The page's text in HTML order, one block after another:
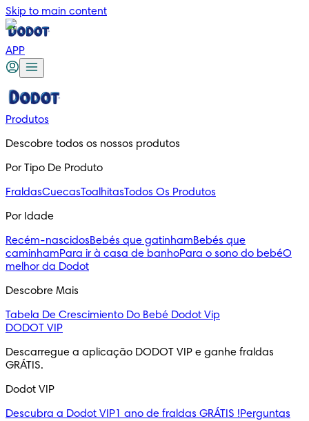
Skip to main content
APP
Produtos
Descobre todos os nossos produtos
Por Tipo De Produto
FraldasCuecasToalhitasTodos Os Produtos
Por Idade
Recém-nascidosBebés que gatinhamBebés que
caminhamPara ir à casa de banhoPara o sono do bebéO
melhor da Dodot
Descobre Mais
Tabela De Crescimiento Do Bebé Dodot Vip
DODOT VIP
Descarregue a aplicação DODOT VIP e ganhe fraldas
GRÁTIS.
Dodot VIP
Descubra a Dodot VIP1 ano de fraldas GRÁTIS !Perguntas